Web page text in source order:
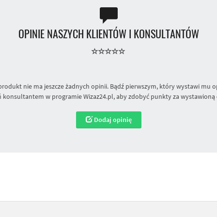
OPINIE NASZYCH KLIENTÓW I KONSULTANTÓW
nie ma jeszcze żadnych opinii. Bądź pierwszym, który wystawi mu
konsultantem w programie Wizaz24.pl, aby zdobyć punkty za wystawioną
Dodaj opinię